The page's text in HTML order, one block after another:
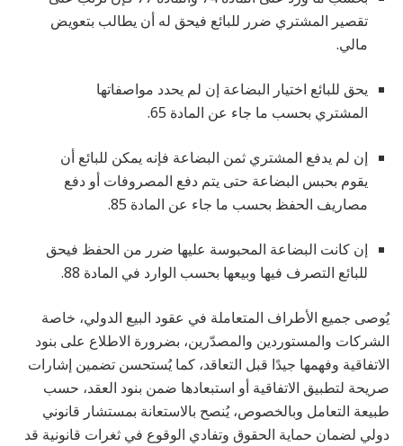
تقصير المشتري ضرر للبائع فيحق له أن يطالب بتعويض
مالي.
يحق للبائع اختيار البضاعة إن لم يحدد مواصفاتها
المشتري بحسب ما جاء عن المادة 65.
إن لم يدفع المشتري ثمن البضاعة فإنه يمكن للبائع أن
يقوم بحبس البضاعة حتى يتم دفع المصروفات أو دفع
مصاريف الحفظ بحسب ما جاء عن المادة 85.
إن كانت البضاعة المحبوسة عليها ضرر من الحفظ فيحق
للبائع التصرف فيها وبيعها بحسب الوارد في المادة 88.
يُوصى جميع الأطراف المتعاملة في عقود البيع الدولي، خاصة
الشركات والمستوردين والمصدّرين، بضرورة الاطلاع على بنود
الاتفاقية وفهمها جيدًا قبل التعاقد، كما يُستحسن تضمين إشارات
صريحة لتطبيق الاتفاقية أو استبعادها ضمن بنود العقد، حسب
طبيعة التعامل وبالخصوص، يُنصح بالاستعانة بمستشار قانوني
دولي لضمان حماية الحقوق وتفادي الوقوع في ثغرات قانونية قد